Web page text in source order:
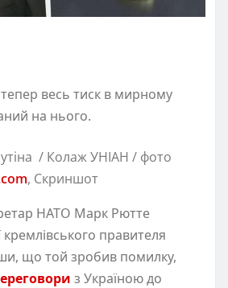
весь тиск в мирному
на нього.
/ Колаж УНІАН / фото
, Скриншот
НАТО Марк Рютте
кремлівського правителя
що той зробив помилку,
з Україною до